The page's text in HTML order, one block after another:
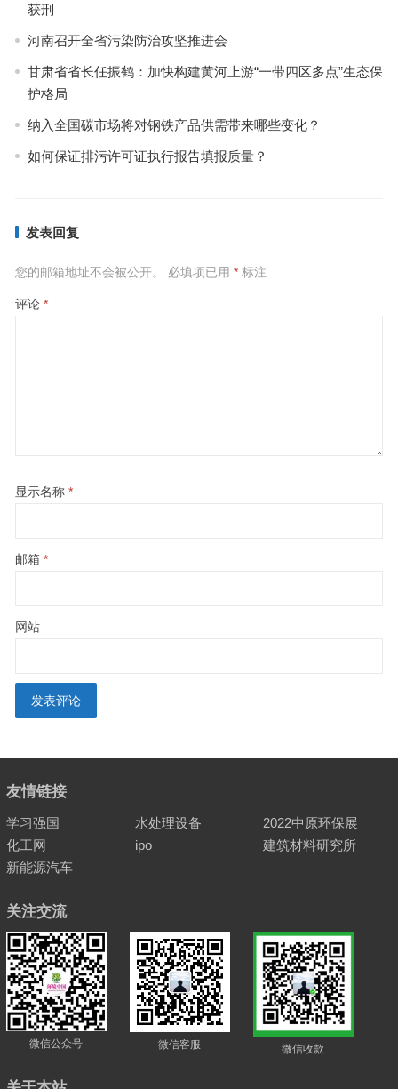
获刑
河南召开全省污染防治攻坚推进会
甘肃省省长任振鹤：加快构建黄河上游“一带四区多点”生态保
护格局
纳入全国碳市场将对钢铁产品供需带来哪些变化？
如何保证排污许可证执行报告填报质量？
发表回复
您的邮箱地址不会被公开。 必填项已用 *标注
评论 *
显示名称 *
邮箱 *
网站
友情链接
学习强国 水处理设备
2022中原环保展
化工网
ipo
建筑材料研究所
新能源汽车
关注交流
微信公众号 微信客服 微信收款